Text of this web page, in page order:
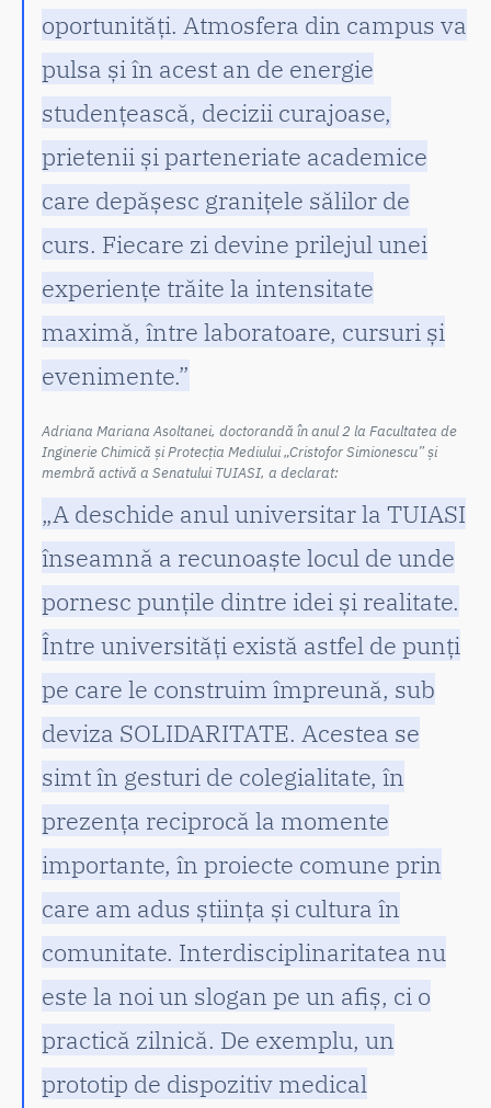
oportunități. Atmosfera din campus va
pulsa și în acest an de energie
studențească, decizii curajoase,
prietenii și parteneriate academice
care depășesc granițele sălilor de
curs. Fiecare zi devine prilejul unei
experiențe trăite la intensitate
maximă, între laboratoare, cursuri și
evenimente.”
Adriana Mariana Asoltanei, doctorandă în anul 2 la Facultatea de
Inginerie Chimică și Protecția Mediului „Cristofor Simionescu” și
membră activă a Senatului TUIASI, a declarat:
„A deschide anul universitar la TUIASI
înseamnă a recunoaște locul de unde
pornesc punțile dintre idei și realitate.
Între universități există astfel de punți
pe care le construim împreună, sub
deviza SOLIDARITATE. Acestea se
simt în gesturi de colegialitate, în
prezența reciprocă la momente
importante, în proiecte comune prin
care am adus știința și cultura în
comunitate. Interdisciplinaritatea nu
este la noi un slogan pe un afiș, ci o
practică zilnică. De exemplu, un
prototip de dispozitiv medical